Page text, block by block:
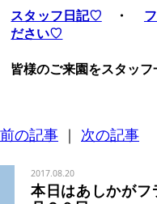
創作エイサー（琉球國